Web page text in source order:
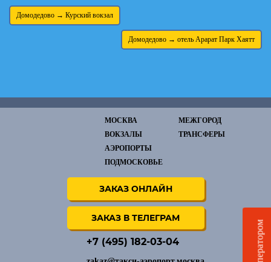
Домодедово → Курский вокзал
Домодедово → отель Арарат Парк Хаятт
МОСКВА
ВОКЗАЛЫ
АЭРОПОРТЫ
ПОДМОСКОВЬЕ
МЕЖГОРОД
ТРАНСФЕРЫ
ЗАКАЗ ОНЛАЙН
ЗАКАЗ В ТЕЛЕГРАМ
+7 (495) 182-03-04